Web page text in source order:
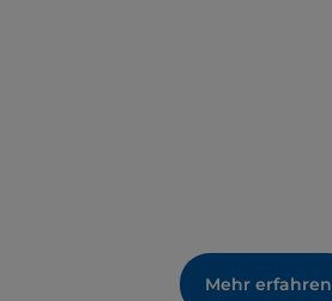
Mehr erfahren